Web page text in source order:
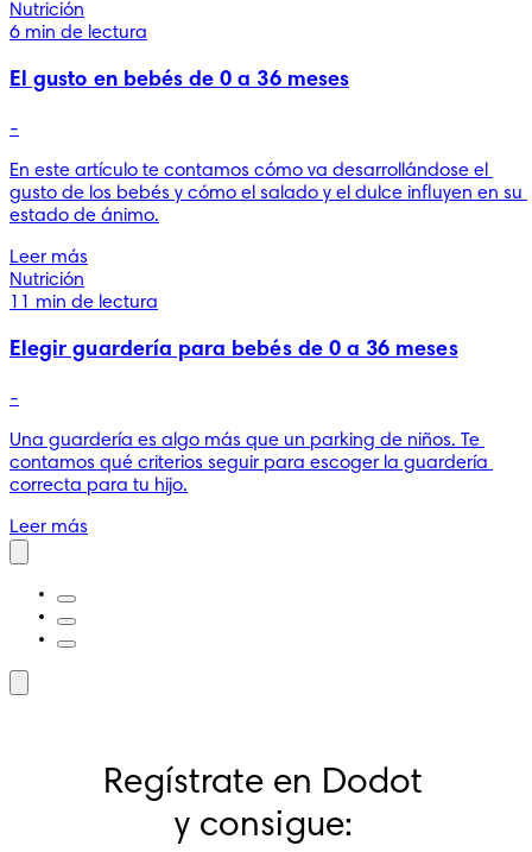
Nutrición
6 min de lectura
El gusto en bebés de 0 a 36 meses
-
En este artículo te contamos cómo va desarrollándose el
gusto de los bebés y cómo el salado y el dulce influyen en su
estado de ánimo.
Leer más
Nutrición
11 min de lectura
Elegir guardería para bebés de 0 a 36 meses
-
Una guardería es algo más que un parking de niños. Te
contamos qué criterios seguir para escoger la guardería
correcta para tu hijo.
Leer más
Regístrate en Dodot
y consigue: